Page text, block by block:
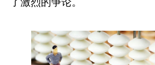
了激烈的争论。